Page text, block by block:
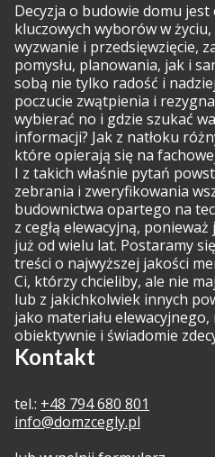
Kontakt
tel.: +48 794 680 801
info@domzcegly.pl
Decyzja o budowie domu jest
kluczowych wyborów w
wyzwanie i przedsięwzięcie,
pomysłu, planowania, jak i
sobą nie tylko radość i
poczucie zwątpienia i
wybierać no i gdzie szukać
informacji? Jak z natłoku
które opierają się na
I z takich właśnie pytań
zebrania i zweryfikowania
budownictwa opartego na
z cegłą elewacyjną,
już od wielu lat. Postaramy
treści o najwyższej jakości
Ci, którzy chcieliby, ale nie
lub z jakichkolwiek innych
jako materiału
obiektywnie i świadomie